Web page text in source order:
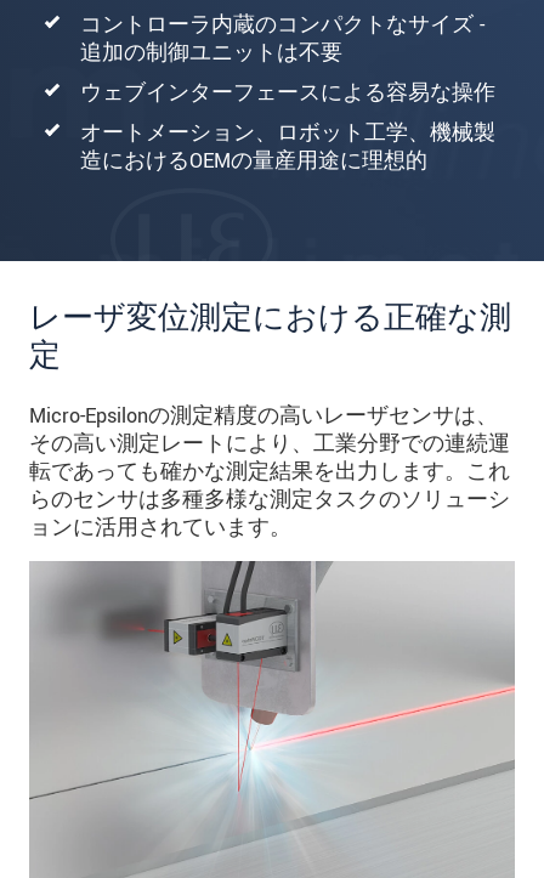
コントローラ内蔵のコンパクトなサイズ -
追加の制御ユニットは不要
ウェブインターフェースによる容易な操作
オートメーション、ロボット工学、機械製
造におけるOEMの量産用途に理想的
レーザ変位測定における正確な測
定
Micro-Epsilonの測定精度の高いレーザセンサは、
その高い測定レートにより、工業分野での連続運
転であっても確かな測定結果を出力します。これ
らのセンサは多種多様な測定タスクのソリューシ
ョンに活用されています。